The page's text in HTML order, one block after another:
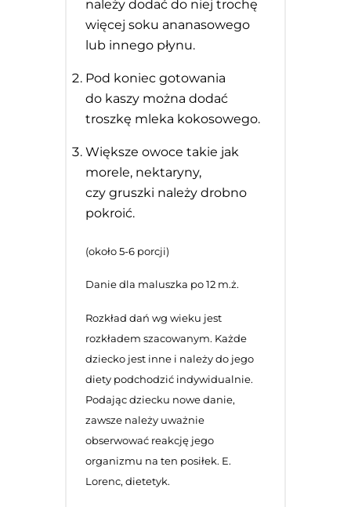
należy dodać do niej trochę
więcej soku ananasowego
lub innego płynu.
Pod koniec gotowania
do kaszy można dodać
troszkę mleka kokosowego.
Większe owoce takie jak
morele, nektaryny,
czy gruszki należy drobno
pokroić.
(około 5-6 porcji)
Danie dla maluszka po 12 m.ż.
Rozkład dań wg wieku jest
rozkładem szacowanym. Każde
dziecko jest inne i należy do jego
diety podchodzić indywidualnie.
Podając dziecku nowe danie,
zawsze należy uważnie
obserwować reakcję jego
organizmu na ten posiłek. E.
Lorenc, dietetyk.